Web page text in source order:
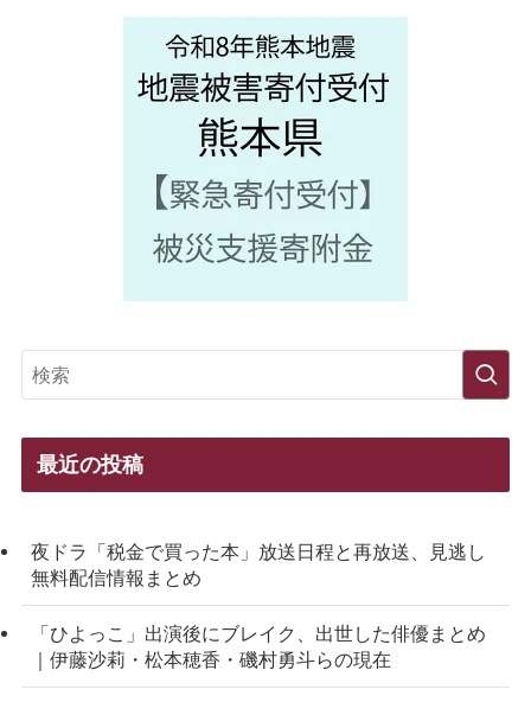
最近の投稿
夜ドラ「税金で買った本」放送日程と再放送、見逃し
無料配信情報まとめ
「ひよっこ」出演後にブレイク、出世した俳優まとめ
｜伊藤沙莉・松本穂香・磯村勇斗らの現在